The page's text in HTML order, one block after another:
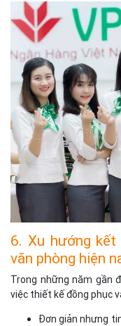
6. Xu hướng
văn phòng hiện
Trong những năm gần
việc thiết kế đồng phục
Đơn giản nhưng